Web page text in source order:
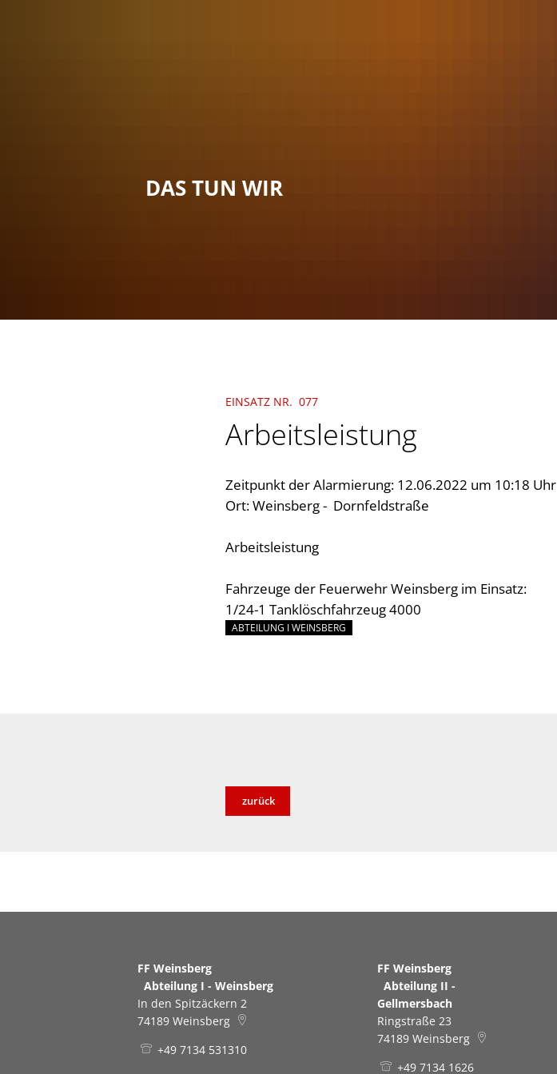
DAS TUN WIR
EINSATZ NR. 077
Arbeitsleistung
Zeitpunkt der Alarmierung: 12.06.2022 um 10:18 Uhr
Ort: Weinsberg - Dornfeldstraße
Arbeitsleistung
Fahrzeuge der Feuerwehr Weinsberg im Einsatz:
1/24-1 Tanklöschfahrzeug 4000
ABTEILUNG I WEINSBERG
zurück
FF Weinsberg
Abteilung I - Weinsberg
In den Spitzäckern 2
74189 Weinsberg
+49 7134 531310
FF Weinsberg
Abteilung II -
Gellmersbach
Ringstraße 23
74189 Weinsberg
+49 7134 1626